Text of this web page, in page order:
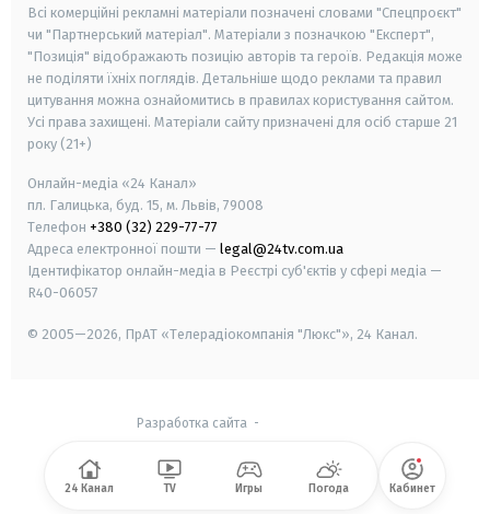
Всі комерційні рекламні матеріали позначені словами "Спецпроєкт"
чи "Партнерський матеріал". Матеріали з позначкою "Експерт",
"Позиція" відображають позицію авторів та героїв. Редакція може
не поділяти їхніх поглядів. Детальніше щодо реклами та правил
цитування можна ознайомитись в правилах користування сайтом.
Усі права захищені. Матеріали сайту призначені для осіб старше 21
року (21+)
Онлайн-медіа «24 Канал»
пл. Галицька, буд. 15, м. Львів, 79008
Телефон +380 (32) 229-77-77
Адреса електронної пошти — legal@24tv.com.ua
Ідентифікатор онлайн-медіа в Реєстрі суб'єктів у сфері медіа —
R40-06057
© 2005—2026, ПрАТ «Телерадіокомпанія "Люкс"», 24 Канал.
Разработка сайта -
24 Канал TV Игры Погода Кабинет